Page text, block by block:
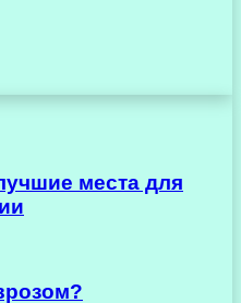
места для